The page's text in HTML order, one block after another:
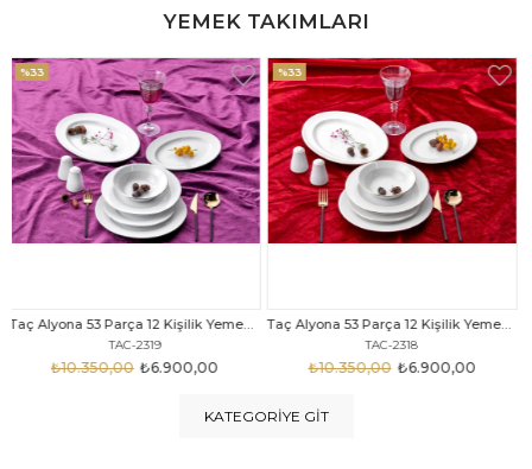
YEMEK TAKIMLARI
Taç Alyona 53 Parça 12 Kişilik Yemek Takımı Gold
TAC-2318
₺6.900,00
₺10.350,00
%33
Taç Eliza Alyona 53 Parça 12 Kişilik Yemek Takımı Platin
TAC-2316
₺9.499,00
₺12.669,00
%25
KATEGORIYE GIT